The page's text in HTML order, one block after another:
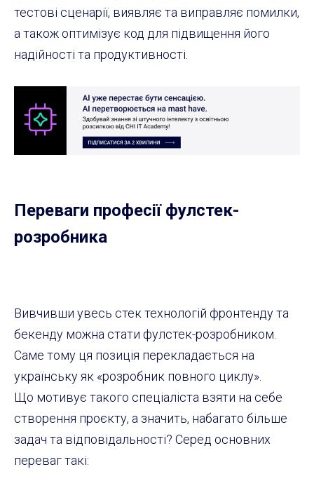
тестові сценарії, виявляє та виправляє помилки,
а також оптимізує код для підвищення його
надійності та продуктивності.
Переваги професії фулстек-
розробника
Вивчивши увесь стек технологій фронтенду та
бекенду можна стати фулстек-розробником.
Саме тому ця позиція перекладається на
українську як «розробник повного циклу».
Що мотивує такого спеціаліста взяти на себе
створення проєкту, а значить, набагато більше
задач та відповідальності? Серед основних
переваг такі: